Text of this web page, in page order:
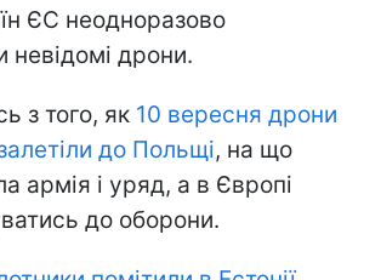
ЄС неодноразово
дрони.
з того, як 10 вересня дрони
до Польщі, на що
армія і уряд, а в Європі
до оборони.